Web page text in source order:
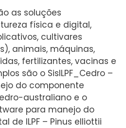
as soluções
física e digital,
cultivares
animais, máquinas,
fertilizantes, vacinas e
são o SisILPF_Cedro –
do componente
australiano e o
para manejo do
de ILPF – Pinus elliottii